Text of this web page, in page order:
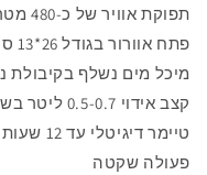
תפוקת אוויר של כ-480 מטר מעוקב לשעה
פתח אוורור בגודל 26*13 ס"מ
מיכל מים נשלף בקיבולת נוזלים
קצב אידוי 0.5-0.7 ליטר בשעה
טיימר דיגיטלי עד 12 שעות
פעולה שקטה